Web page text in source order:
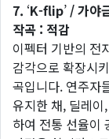
7. ‘K-flip’/ 가야
작곡 : 적감
이펙터 기반의 전
감각으로 확장시
곡입니다. 연주자
유지한 채, 딜레
하여 전통 선율이